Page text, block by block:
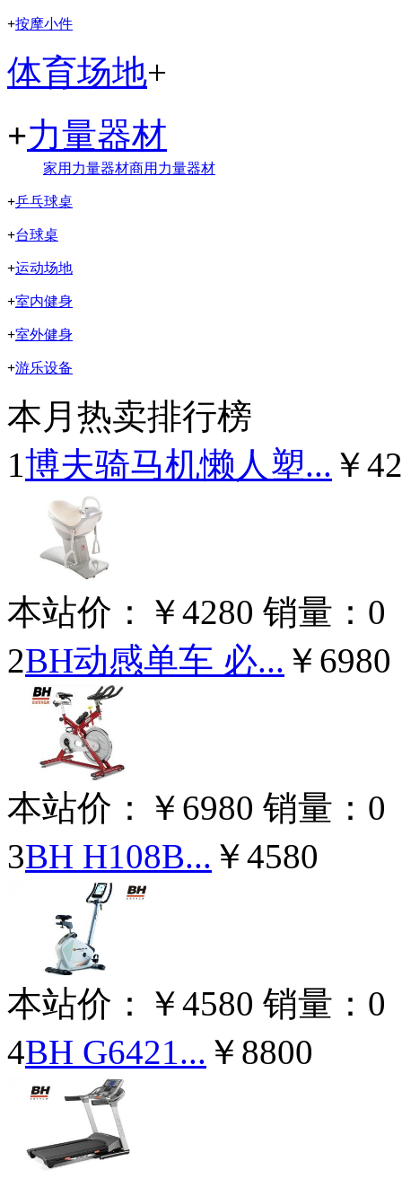
+按摩小件
体育场地+
+力量器材
家用力量器材商用力量器材
+乒乓球桌
+台球桌
+运动场地
+室内健身
+室外健身
+游乐设备
本月热卖排行榜
1博夫骑马机懒人塑... ￥
本站价： ￥4280 销量： 0
2BH动感单车 必... ￥6980
本站价： ￥6980 销量： 0
3BH H108B... ￥4580
本站价： ￥4580 销量： 0
4BH G6421... ￥8800